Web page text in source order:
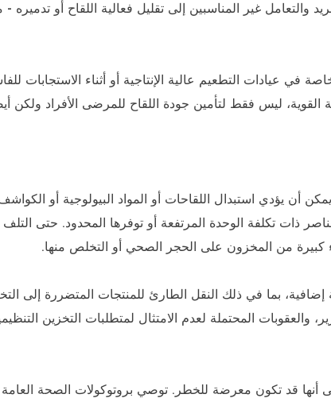
والتعامل غير المناسبين إلى تقليل فعالية اللقاح أو تدميره -
في عيادات التطعيم عالية الإنتاجية أو أثناء الاستجابات
القوية، ليس فقط لتأمين جودة اللقاح للمرضى الأفراد ولكن
أن يؤدي استبدال اللقاحات أو المواد البيولوجية أو
ذات تكلفة الوحدة المرتفعة أو توفرها المحدود. حتى التلف
كبيرة من المخزون على الحجر الصحي أو التخلص منها.
بما في ذلك النقل الطارئ للمنتجات المتضررة إلى
والعقوبات المحتملة لعدم الامتثال لمتطلبات التخزين
أنها قد تكون معرضة للخطر. توصي بروتوكولات الصحة العامة